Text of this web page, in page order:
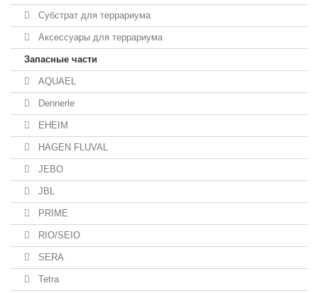
Субстрат для террариума
Аксессуары для террариума
Запасные части
AQUAEL
Dennerle
EHEIM
HAGEN FLUVAL
JEBO
JBL
PRIME
RIO/SEIO
SERA
Tetra